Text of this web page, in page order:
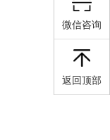
微信咨询
返回顶部